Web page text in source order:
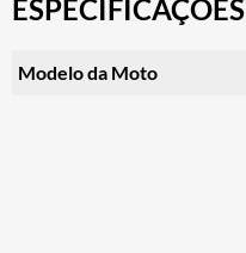
ESPECIFICAÇÕES
Modelo da Moto